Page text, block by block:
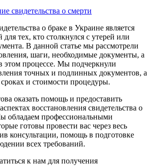
свидетельства о смерти
о браке в Украине является
тех, кто столкнулся с утерей или
В данной статье мы рассмотрели
шаги, необходимые документы, а
этом процессе. Мы подчеркнули
точных и подлинных документов, а
и стоимости процедуры.
оказать помощь и предоставить
восстановления свидетельства о
обладаем профессиональными
готовы провести вас через весь
консультации, помощь в подготовке
всех требований.
к нам для получения